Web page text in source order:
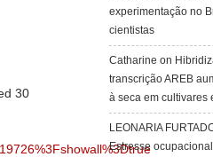
30
experimentação no
cientistas
Catharine on
transcrição AREB
à seca em cultivares
LEONARIA
Estresse